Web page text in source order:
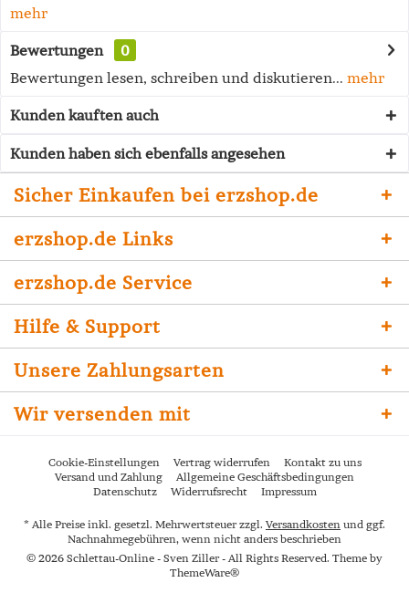
mehr
Bewertungen
0
Bewertungen lesen, schreiben und diskutieren... mehr
Kunden kauften auch
Kunden haben sich ebenfalls angesehen
Sicher Einkaufen bei erzshop.de
erzshop.de Links
erzshop.de Service
Hilfe & Support
Unsere Zahlungsarten
Wir versenden mit
Cookie-Einstellungen Vertrag widerrufen
Kontakt zu uns
Versand und Zahlung
Allgemeine Geschäftsbedingungen
Datenschutz
Widerrufsrecht Impressum
* Alle Preise inkl. gesetzl. Mehrwertsteuer zzgl. Versandkosten und ggf.
Nachnahmegebühren, wenn nicht anders beschrieben
© 2026 Schlettau-Online - Sven Ziller - All Rights Reserved. Theme by
ThemeWare®